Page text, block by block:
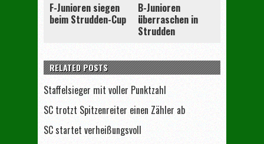
F-Junioren siegen
beim Strudden-Cup
B-Junioren
überraschen in
Strudden
RELATED POSTS
Staffelsieger mit voller Punktzahl
SC trotzt Spitzenreiter einen Zähler ab
SC startet verheißungsvoll